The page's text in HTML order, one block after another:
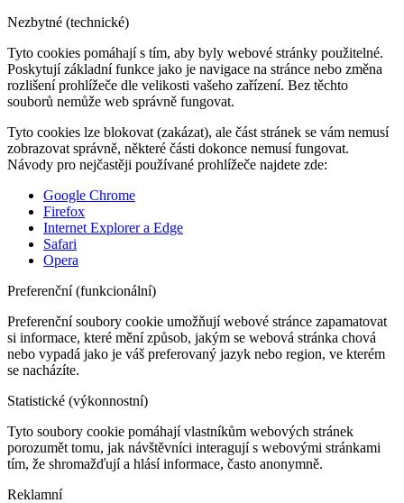
Nezbytné (technické)
Tyto cookies pomáhají s tím, aby byly webové stránky použitelné.
Poskytují základní funkce jako je navigace na stránce nebo změna
rozlišení prohlížeče dle velikosti vašeho zařízení. Bez těchto
souborů nemůže web správně fungovat.
Tyto cookies lze blokovat (zakázat), ale část stránek se vám nemusí
zobrazovat správně, některé části dokonce nemusí fungovat.
Návody pro nejčastěji používané prohlížeče najdete zde:
Google Chrome
Firefox
Internet Explorer a Edge
Safari
Opera
Preferenční (funkcionální)
Preferenční soubory cookie umožňují webové stránce zapamatovat
si informace, které mění způsob, jakým se webová stránka chová
nebo vypadá jako je váš preferovaný jazyk nebo region, ve kterém
se nacházíte.
Statistické (výkonnostní)
Tyto soubory cookie pomáhají vlastníkům webových stránek
porozumět tomu, jak návštěvníci interagují s webovými stránkami
tím, že shromažďují a hlásí informace, často anonymně.
Reklamní